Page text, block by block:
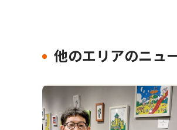
他のエリアのニュ